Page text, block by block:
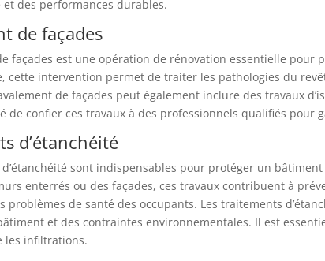
des performances durables.
de façades
façades est une opération de rénovation essentielle pour
cette intervention permet de traiter les pathologies du
de façades peut également inclure des travaux
de confier ces travaux à des professionnels qualifiés
d’étanchéité
sont indispensables pour protéger un
enterrés ou des façades, ces travaux contribuent à
problèmes de santé des occupants. Les traitements
et des contraintes environnementales. Il est
les infiltrations.